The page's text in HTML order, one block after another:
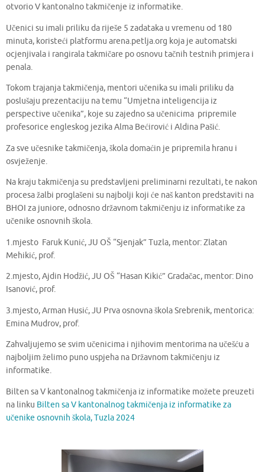
otvorio V kantonalno takmičenje iz informatike.
Učenici su imali priliku da riješe 5 zadataka u vremenu od 180
minuta, koristeći platformu arena.petlja.org koja je automatski
ocjenjivala i rangirala takmičare po osnovu tačnih testnih primjera i
penala.
Tokom trajanja takmičenja, mentori učenika su imali priliku da
poslušaju prezentaciju na temu “Umjetna inteligencija iz
perspective učenika”, koje su zajedno sa učenicima pripremile
profesorice engleskog jezika Alma Bećirović i Aldina Pašić.
Za sve učesnike takmičenja, škola domaćin je pripremila hranu i
osvježenje.
Na kraju takmičenja su predstavljeni preliminarni rezultati, te nakon
procesa žalbi proglašeni su najbolji koji će naš kanton predstaviti na
BHOI za juniore, odnosno državnom takmičenju iz informatike za
učenike osnovnih škola.
1.mjesto Faruk Kunić, JU OŠ “Sjenjak” Tuzla, mentor: Zlatan
Mehikić, prof.
2.mjesto, Ajdin Hodžić, JU OŠ “Hasan Kikić” Gradačac, mentor: Dino
Isanović, prof.
3.mjesto, Arman Husić, JU Prva osnovna škola Srebrenik, mentorica:
Emina Mudrov, prof.
Zahvaljujemo se svim učenicima i njihovim mentorima na učešću a
najboljim želimo puno uspjeha na Državnom takmičenju iz
informatike.
Bilten sa V kantonalnog takmičenja iz informatike možete preuzeti
na linku Bilten sa V kantonalnog takmičenja iz informatike za
učenike osnovnih škola, Tuzla 2024